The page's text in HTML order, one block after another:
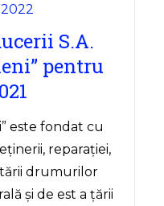
S.A.
pentru
este fondat cu
reparației,
drumurilor
și de est a țării